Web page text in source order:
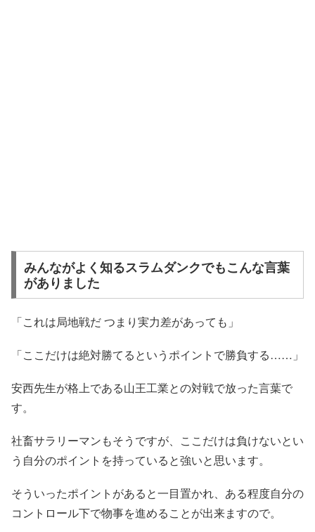
みんながよく知るスラムダンクでもこんな言葉
がありました
「これは局地戦だ つまり実力差があっても」
「ここだけは絶対勝てるというポイントで勝負する……」
安西先生が格上である山王工業との対戦で放った言葉で
す。
社畜サラリーマンもそうですが、ここだけは負けないとい
う自分のポイントを持っていると強いと思います。
そういったポイントがあると一目置かれ、ある程度自分の
コントロール下で物事を進めることが出来ますので。